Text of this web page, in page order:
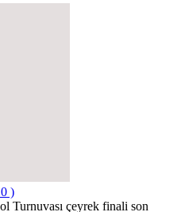
)
Turnuvası çeyrek finali son